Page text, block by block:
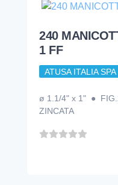
240
1 FF
ATUSA ITALIA SPA
ø 1.1/4" x 1" ●
ZINCATA